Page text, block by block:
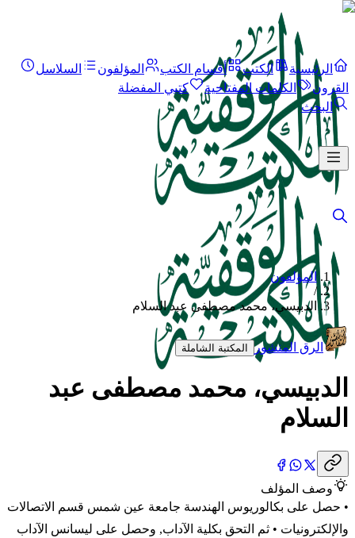
الرئيسية الكتب أقسام الكتب المؤلفون
السلاسل
القرون
الكلمات المفتاحية
كتبي المفضلة
البحث
المؤلفون
/
الدبيسي، محمد مصطفى عبد السلام
الرق المنشور المكتبة الشاملة
الدبيسي، محمد مصطفى عبد
السلام
وصف المؤلف
• حصل على بكالوريوس الهندسة جامعة عين شمس قسم الاتصالات
والإلكترونيات • ثم التحق بكلية الآداب, وحصل على ليسانس الآداب